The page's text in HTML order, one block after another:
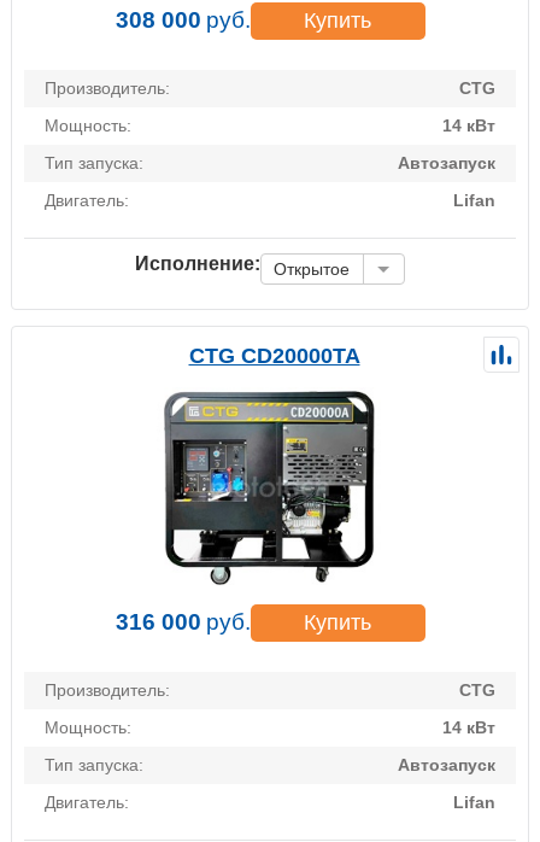
308 000 руб. Купить
Производитель:
CTG
Мощность:
14 кВт
Тип запуска:
Автозапуск
Двигатель:
Lifan
Исполнение: Открытое
CTG CD20000TA
316 000 руб. Купить
Производитель:
CTG
Мощность:
14 кВт
Тип запуска:
Автозапуск
Двигатель:
Lifan